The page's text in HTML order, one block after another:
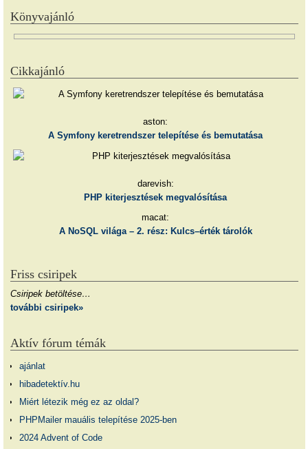
Könyvajánló
Cikkajánló
aston:
A Symfony keretrendszer telepítése és bemutatása
darevish:
PHP kiterjesztések megvalósítása
macat:
A NoSQL világa – 2. rész: Kulcs–érték tárolók
Friss csiripek
Csiripek betöltése…
további csiripek»
Aktív fórum témák
ajánlat
hibadetektív.hu
Miért létezik még ez az oldal?
PHPMailer mauális telepítése 2025-ben
2024 Advent of Code